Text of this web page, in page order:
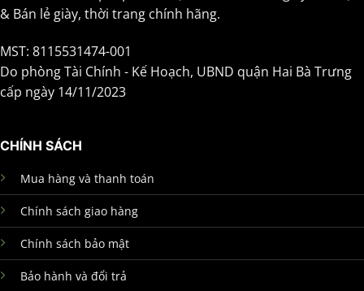
& Bán lẻ giày, thời trang chính hãng.
MST: 8115531474-001
Do phòng Tài Chính - Kế Hoạch, UBND quận Hai Bà Trưng
cấp ngày 14/11/2023
CHÍNH SÁCH
Mua hàng và thanh toán
Chính sách giao hàng
Chính sách bảo mật
Bảo hành và đổi trả